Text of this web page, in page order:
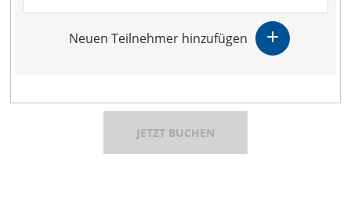
Neuen Teilnehmer hinzufügen
JETZT BUCHEN